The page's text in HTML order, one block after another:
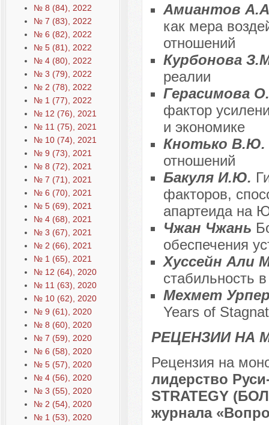
№ 8 (84), 2022
№ 7 (83), 2022
№ 6 (82), 2022
№ 5 (81), 2022
№ 4 (80), 2022
№ 3 (79), 2022
№ 2 (78), 2022
№ 1 (77), 2022
№ 12 (76), 2021
№ 11 (75), 2021
№ 10 (74), 2021
№ 9 (73), 2021
№ 8 (72), 2021
№ 7 (71), 2021
№ 6 (70), 2021
№ 5 (69), 2021
№ 4 (68), 2021
№ 3 (67), 2021
№ 2 (66), 2021
№ 1 (65), 2021
№ 12 (64), 2020
№ 11 (63), 2020
№ 10 (62), 2020
№ 9 (61), 2020
№ 8 (60), 2020
№ 7 (59), 2020
№ 6 (58), 2020
№ 5 (57), 2020
№ 4 (56), 2020
№ 3 (55), 2020
№ 2 (54), 2020
№ 1 (53), 2020
Амиантов
как мера
отношений
Курбонова
реалии
Герасимова
фактор
и экономике
Кнотько В.Ю.
отношений
Бакуля И.Ю.
факторов,
апартеида на
Чжан Чжань
обеспечения
Хуссейн Али
стабильность
Мехмет
Years of
РЕЦЕНЗИИ НА
Рецензия на
лидерство
STRATEGY
журнала